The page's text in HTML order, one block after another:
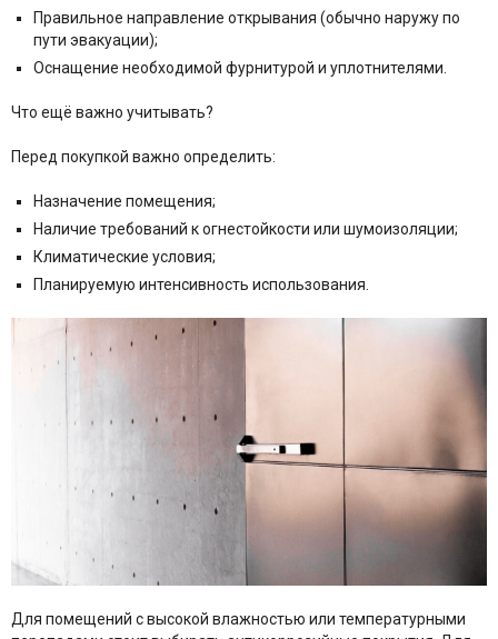
Правильное направление открывания (обычно наружу по
пути эвакуации);
Оснащение необходимой фурнитурой и уплотнителями.​
Что ещё важно учитывать?
Перед покупкой важно определить:
Назначение помещения;
Наличие требований к огнестойкости или шумоизоляции;
Климатические условия;
Планируемую интенсивность использования.
Для помещений с высокой влажностью или температурными